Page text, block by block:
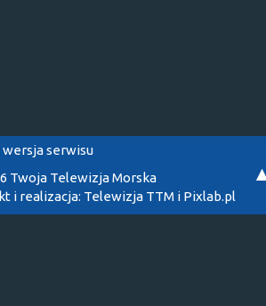
wersja serwisu
Twoja Telewizja Morska
i realizacja: Telewizja TTM i Pixlab.pl